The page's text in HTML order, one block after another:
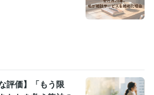
評価】「もう限